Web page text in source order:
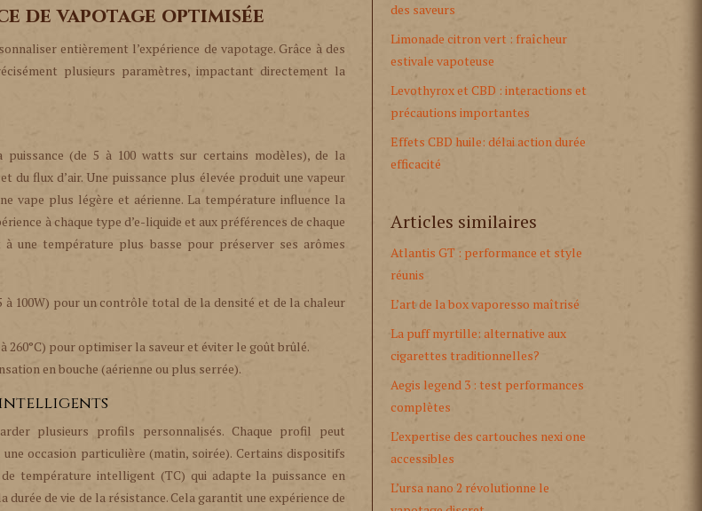
de vapotage optimisée
entièrement l’expérience de vapotage. Grâce à des
plusieurs paramètres, impactant directement la
(de 5 à 100 watts sur certains modèles), de la
du flux d’air. Une puissance plus élevée produit une vapeur
vape plus légère et aérienne. La température influence la
à chaque type d’e-liquide et aux préférences de chaque
une température plus basse pour préserver ses arômes
à 100W) pour un contrôle total de la densité et de la chaleur
260°C) pour optimiser la saveur et éviter le goût brûlé.
en bouche (aérienne ou plus serrée).
intelligents
plusieurs profils personnalisés. Chaque profil peut
occasion particulière (matin, soirée). Certains dispositifs
température intelligent (TC) qui adapte la puissance en
de vie de la résistance. Cela garantit une expérience de
des saveurs
Limonade citron vert : fraîcheur
estivale vapoteuse
Levothyrox et CBD : interactions et
précautions importantes
Effets CBD huile: délai action durée
efficacité
Articles similaires
Atlantis GT : performance et style
réunis
L’art de la box vaporesso maîtrisé
La puff myrtille: alternative aux
cigarettes traditionnelles?
Aegis legend 3 : test performances
complètes
L’expertise des cartouches nexi one
accessibles
L’ursa nano 2 révolutionne le